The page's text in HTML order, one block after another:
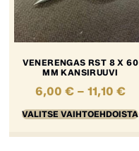
VENERENGAS RST 8 X 60
MM KANSIRUUVI
6,00 € – 11,10 €
VALITSE VAIHTOEHDOISTA